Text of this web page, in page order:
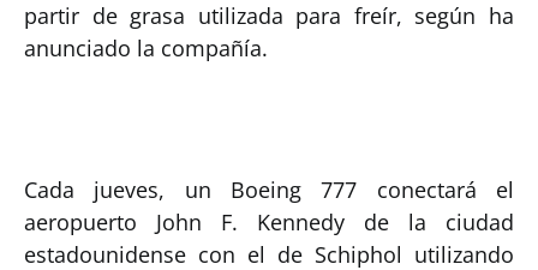
partir de grasa utilizada para freír, según ha
anunciado la compañía.
Cada jueves, un Boeing 777 conectará el
aeropuerto John F. Kennedy de la ciudad
estadounidense con el de Schiphol utilizando